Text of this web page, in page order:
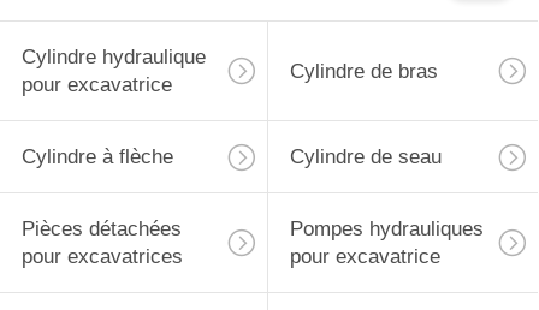
Cylindre hydraulique
pour excavatrice
Cylindre de bras
Cylindre à flèche Cylindre de seau
Pièces détachées
pour excavatrices
Pompes hydrauliques
pour excavatrice